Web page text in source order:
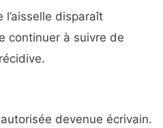
disparaît
continuer à suivre de
devenue écrivain.